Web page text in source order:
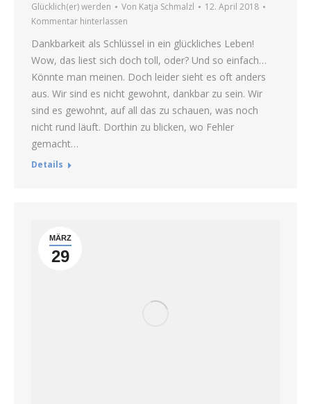
Glücklich(er) werden Von Katja Schmalzl
12. April 2018
Kommentar hinterlassen
Dankbarkeit als Schlüssel in ein glückliches Leben!
Wow, das liest sich doch toll, oder? Und so einfach…
Könnte man meinen. Doch leider sieht es oft anders
aus. Wir sind es nicht gewohnt, dankbar zu sein. Wir
sind es gewohnt, auf all das zu schauen, was noch
nicht rund läuft. Dorthin zu blicken, wo Fehler
gemacht…
Details
MÄRZ
29